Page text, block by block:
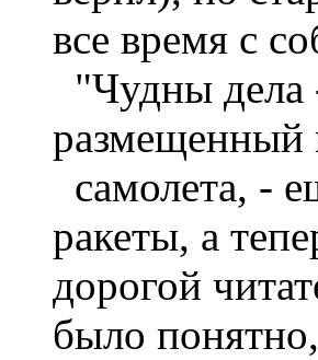
все время с
"Чудны дела
размещенный
самолета, -
ракеты, а
дорогой
было